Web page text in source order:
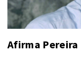
Afirma Pereira